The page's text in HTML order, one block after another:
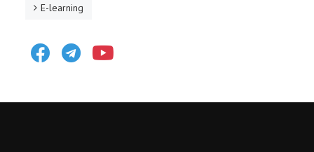
E-learning
FacebookTelegram